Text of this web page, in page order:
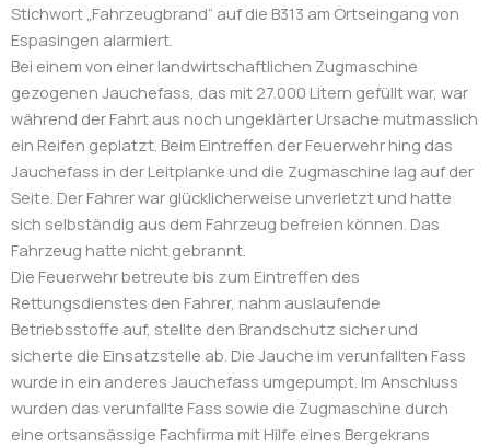
Stichwort „Fahrzeugbrand“ auf die B313 am Ortseingang von
Espasingen alarmiert.
Bei einem von einer landwirtschaftlichen Zugmaschine
gezogenen Jauchefass, das mit 27.000 Litern gefüllt war, war
während der Fahrt aus noch ungeklärter Ursache mutmasslich
ein Reifen geplatzt. Beim Eintreffen der Feuerwehr hing das
Jauchefass in der Leitplanke und die Zugmaschine lag auf der
Seite. Der Fahrer war glücklicherweise unverletzt und hatte
sich selbständig aus dem Fahrzeug befreien können. Das
Fahrzeug hatte nicht gebrannt.
Die Feuerwehr betreute bis zum Eintreffen des
Rettungsdienstes den Fahrer, nahm auslaufende
Betriebsstoffe auf, stellte den Brandschutz sicher und
sicherte die Einsatzstelle ab. Die Jauche im verunfallten Fass
wurde in ein anderes Jauchefass umgepumpt. Im Anschluss
wurden das verunfallte Fass sowie die Zugmaschine durch
eine ortsansässige Fachfirma mit Hilfe eines Bergekrans